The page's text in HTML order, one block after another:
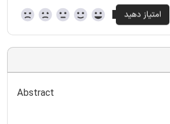
Abstract